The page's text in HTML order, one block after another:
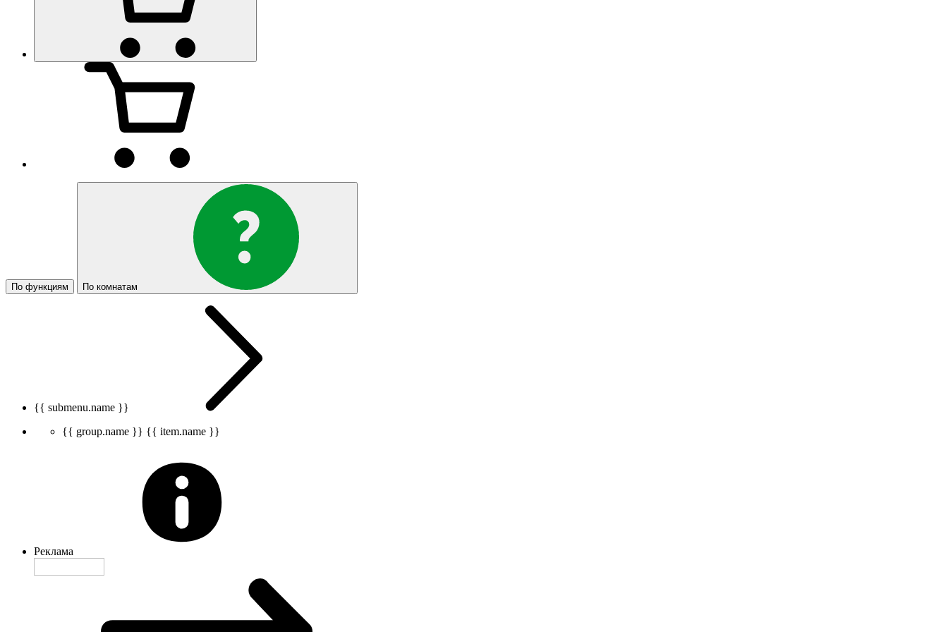
По функциям По комнатам
{{ submenu.name }}
{{ group.name }} {{ item.name }}
Реклама